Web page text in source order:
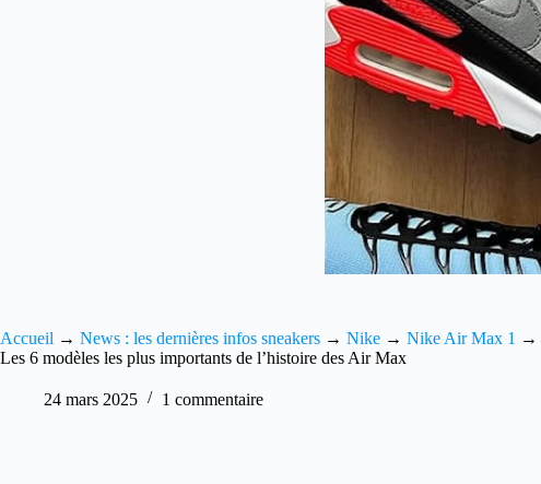
Accueil → News : les dernières infos sneakers → Nike → Nike Air Max 1 →
Les 6 modèles les plus importants de l’histoire des Air Max
24 mars 2025 1 commentaire